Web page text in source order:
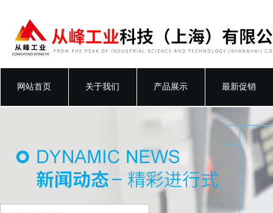
网站首页 关于我们 产品展示 最新促销